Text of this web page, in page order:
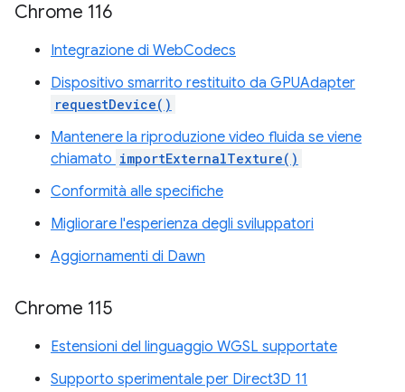
Chrome 116
Integrazione di WebCodecs
Dispositivo smarrito restituito da GPUAdapter
requestDevice()
Mantenere la riproduzione video fluida se viene
chiamato importExternalTexture()
Conformità alle specifiche
Migliorare l'esperienza degli sviluppatori
Aggiornamenti di Dawn
Chrome 115
Estensioni del linguaggio WGSL supportate
Supporto sperimentale per Direct3D 11